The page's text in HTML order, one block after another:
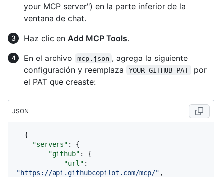
your MCP server") en la parte inferior de la
ventana de chat.
Haz clic en Add MCP Tools.
En el archivo
mcp.json , agrega la siguiente
configuración y reemplaza
YOUR_GITHUB_PAT
por
el PAT que creaste:
JSON
{
"servers" :
{
"github" :
{
"url" :
"https://api.githubcopilot.com/mcp/" ,